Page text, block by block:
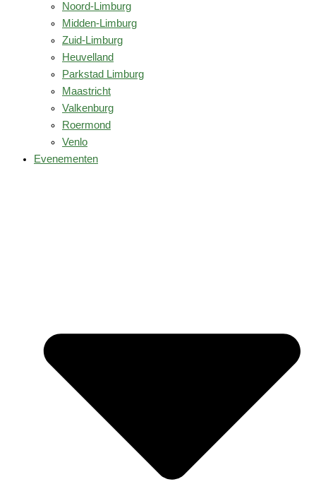
Noord-Limburg
Midden-Limburg
Zuid-Limburg
Heuvelland
Parkstad Limburg
Maastricht
Valkenburg
Roermond
Venlo
Evenementen